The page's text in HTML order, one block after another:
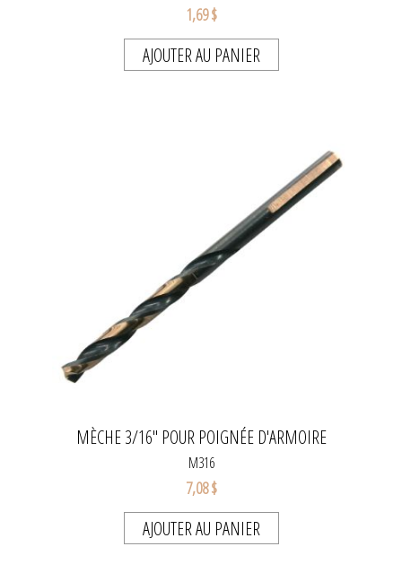
1,69 $
AJOUTER AU PANIER
MÈCHE 3/16" POUR POIGNÉE D'ARMOIRE
M316
7,08 $
AJOUTER AU PANIER